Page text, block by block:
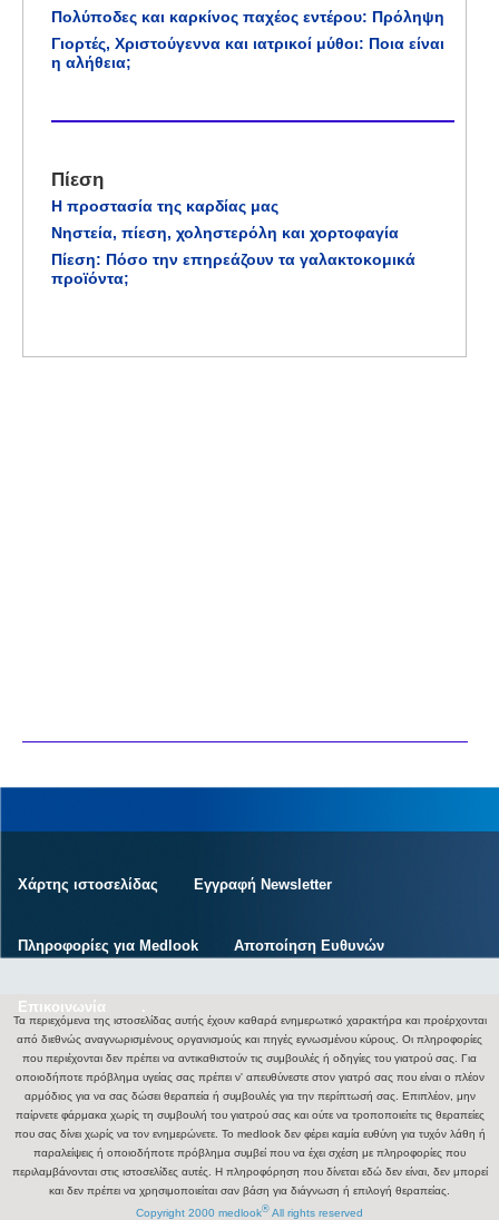
Πολύποδες και καρκίνος παχέος εντέρου: Πρόληψη
Γιορτές, Χριστούγεννα και ιατρικοί μύθοι: Ποια είναι
η αλήθεια;
Πίεση
Η προστασία της καρδίας μας
Νηστεία, πίεση, χοληστερόλη και χορτοφαγία
Πίεση: Πόσο την επηρεάζουν τα γαλακτοκομικά
προϊόντα;
Χάρτης ιστοσελίδας Εγγραφή Newsletter
Πληροφορίες για Medlook Αποποίηση Ευθυνών
Επικοινωνία .
Τα περιεχόμενα της ιστοσελίδας αυτής έχουν καθαρά ενημερωτικό χαρακτήρα και προέρχονται
από διεθνώς αναγνωρισμένους οργανισμούς και πηγές εγνωσμένου κύρους. Οι πληροφορίες
που περιέχονται δεν πρέπει να αντικαθιστούν τις συμβουλές ή οδηγίες του γιατρού σας. Για
οποιοδήποτε πρόβλημα υγείας σας πρέπει ν' απευθύνεστε στον γιατρό σας που είναι ο πλέον
αρμόδιος για να σας δώσει θεραπεία ή συμβουλές για την περίπτωσή σας. Επιπλέον, μην
παίρνετε φάρμακα χωρίς τη συμβουλή του γιατρού σας και ούτε να τροποποιείτε τις θεραπείες
που σας δίνει χωρίς να τον ενημερώνετε. Το medlook δεν φέρει καμία ευθύνη για τυχόν λάθη ή
παραλείψεις ή οποιοδήποτε πρόβλημα συμβεί που να έχει σχέση με πληροφορίες που
περιλαμβάνονται στις ιστοσελίδες αυτές. Η πληροφόρηση που δίνεται εδώ δεν είναι, δεν μπορεί
και δεν πρέπει να χρησιμοποιείται σαν βάση για διάγνωση ή επιλογή θεραπείας.
Copyright 2000 medlook® All rights reserved